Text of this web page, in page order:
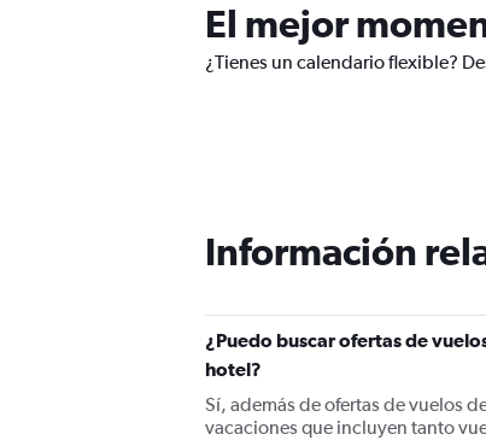
El mejor
¿Tienes un calendario flexible?
Información
¿Puedo buscar ofertas de
hotel?
Sí, además de ofertas de vuelos
vacaciones que incluyen tanto